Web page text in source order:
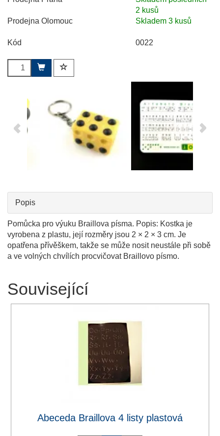
2 kusů
Prodejna Olomouc
Skladem 3 kusů
Kód 0022
Popis
Pomůcka pro výuku Braillova písma. Popis: Kostka je
vyrobena z plastu, její rozměry jsou 2 × 2 × 3 cm. Je
opatřena přívěškem, takže se může nosit neustále při sobě
a ve volných chvílích procvičovat Braillovo písmo.
Související
Abeceda Braillova 4 listy plastová